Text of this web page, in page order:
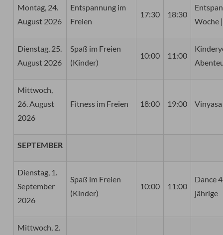
Montag, 24.
August 2026
Entspannung im
Freien
17:30 18:30
Woche
Dienstag, 25.
August 2026
Spaß im Freien
(Kinder)
10:00 11:00
Mittwoch,
26. August
2026
Fitness im Freien 18:00 19:00
SEPTEMBER
Dienstag, 1.
September
2026
Spaß im Freien
(Kinder)
10:00 11:00
Dance
jährige
Mittwoch, 2.